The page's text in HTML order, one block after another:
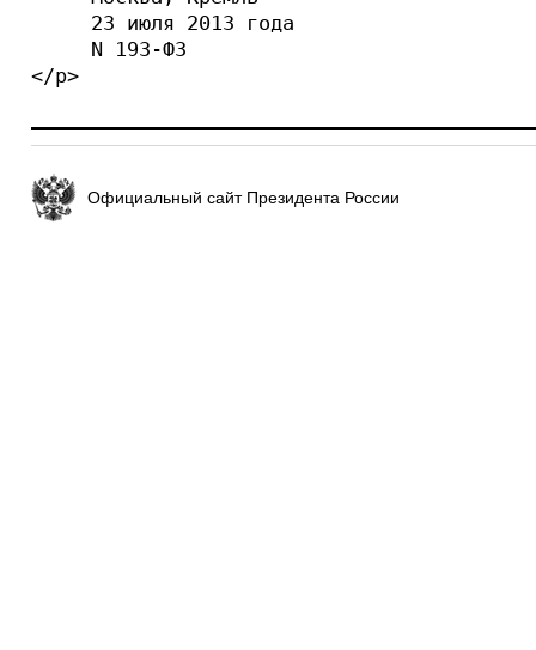
     23 июля 2013 года
     N 193-ФЗ
</p>
Официальный сайт Президента России